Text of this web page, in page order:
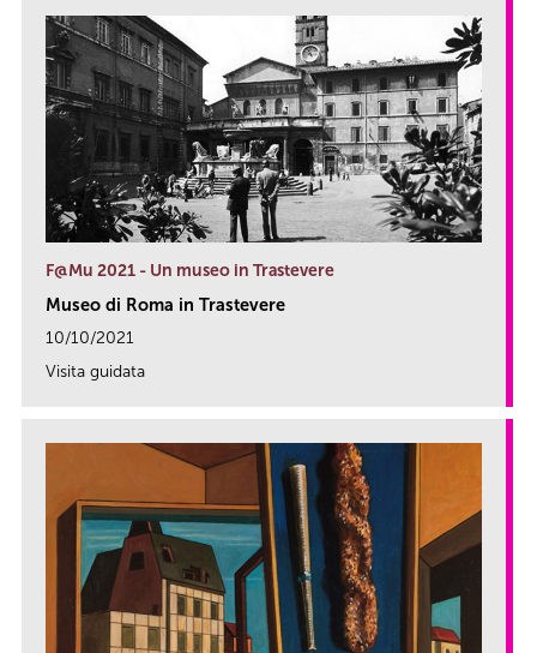
F@Mu 2021 - Un museo in Trastevere
Museo di Roma in Trastevere
10/10/2021
Visita guidata